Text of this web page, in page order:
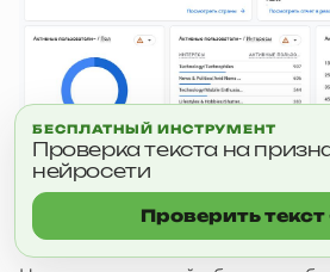
GA4: годовой обзор атрибутов
города, демография,
БЕСПЛАТНЫЙ ИНСТРУМЕНТ
Проверка текста на
нейросети
Проверить текст